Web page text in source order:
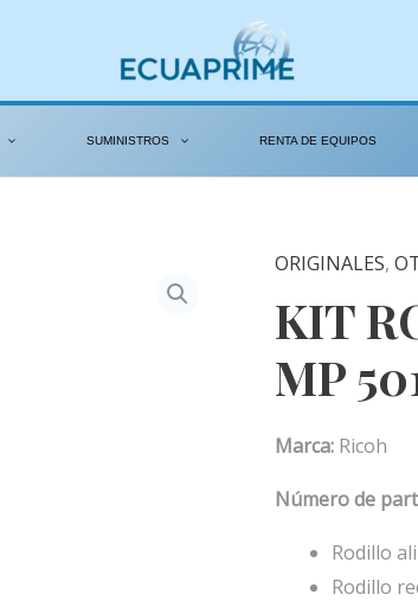
SUMINISTROS RENTA DE EQUIPOS
ORIGINALES,
KIT
MP
Marca: Ricoh
Número de
Rodillo
Rodillo